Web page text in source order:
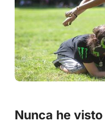
Nunca he